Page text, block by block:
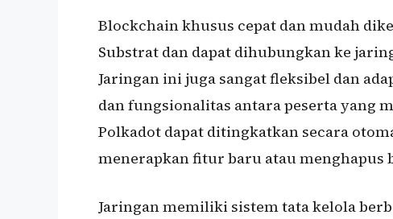
Blockchain khusus cepat dan mudah
Substrat dan dapat dihubungkan ke
Jaringan ini juga sangat fleksibel dan
dan fungsionalitas antara peserta yang
Polkadot dapat ditingkatkan secara
menerapkan fitur baru atau menghapus
Jaringan memiliki sistem tata kelola